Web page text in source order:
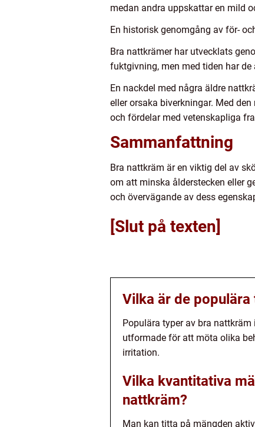
medan andra uppskattar en mild
En historisk genomgång av för-
Bra nattkrämer har utvecklats
fuktgivning, men med tiden har
En nackdel med några äldre
eller orsaka biverkningar. Med
och fördelar med vetenskapliga
Sammanfattning
Bra nattkräm är en viktig del av
om att minska ålderstecken eller
och övervägande av dess
[Slut på texten]
Vilka är de
Populära typer av bra
utformade för att möta olika
irritation.
Vilka kvantitativa
nattkräm?
Man kan titta på mängden